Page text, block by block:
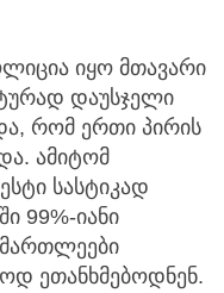
იყო მთავარი
დაუსჯელი
რომ ერთი პირის
ამიტომ
სასტიკად
99%-იანი
ეთანხმებოდნენ.